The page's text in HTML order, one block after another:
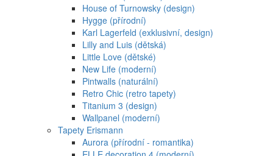
House of Turnowsky (design)
Hygge (přírodní)
Karl Lagerfeld (exklusivní, design)
Lilly and Luis (dětská)
Little Love (dětské)
New Life (moderní)
Pintwalls (naturální)
Retro Chic (retro tapety)
Titanium 3 (design)
Wallpanel (moderní)
Tapety Erismann
Aurora (přírodní - romantika)